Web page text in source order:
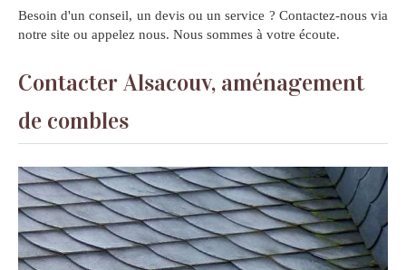
Besoin d'un conseil, un devis ou un service ? Contactez-nous via
notre site ou appelez nous. Nous sommes à votre écoute.
Contacter Alsacouv, aménagement
de combles